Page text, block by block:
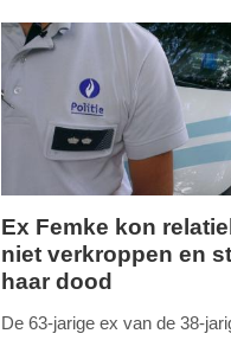
maandag,
6.
Ex Femke kon
niet verkroppen en
haar dood
De 63-jarige ex van de 38-